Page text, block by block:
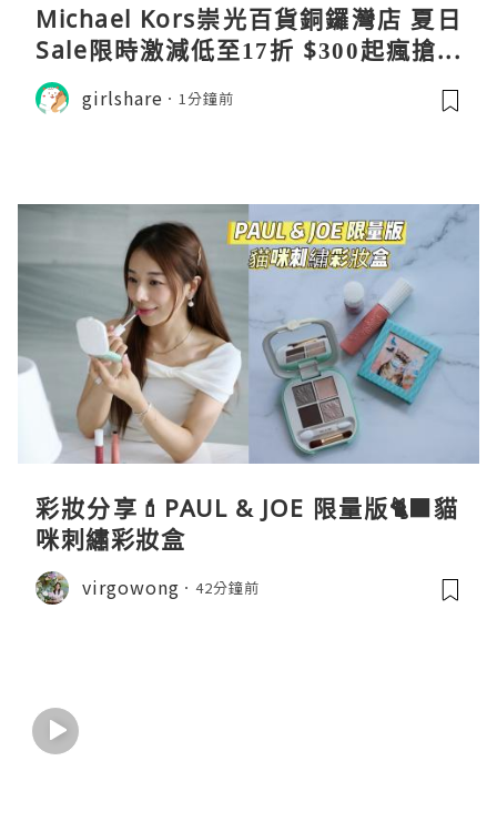
Michael Kors崇光百貨銅鑼灣店 夏日
Sale限時激減低至17折 $300起瘋搶爆
款手袋服飾
girlshare 1分鐘前
彩妝分享💄PAUL & JOE 限量版🐈‍⬛貓
咪刺繡彩妝盒
virgowong 42分鐘前